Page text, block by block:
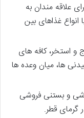
علاقه مندان به
انواع غذاهای بین
استخر، کافه های
ها، میان وعده ها
و بستنی فروشی
گرمای قطر.